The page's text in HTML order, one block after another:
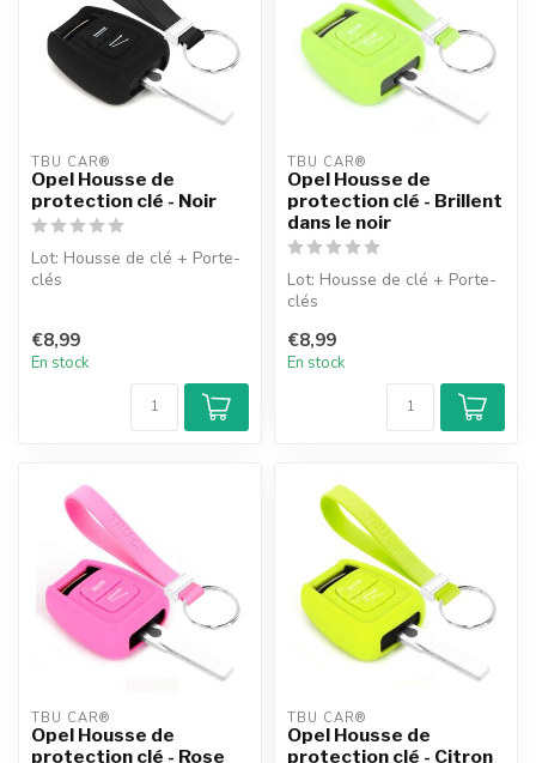
TBU CAR®
Opel Housse de
protection clé - Noir
Lot: Housse de clé + Porte-
clés
€8,99
En stock
TBU CAR®
Opel Housse de
protection clé - Brillent
dans le noir
Lot: Housse de clé + Porte-
clés
€8,99
En stock
TBU CAR®
Opel Housse de
protection clé - Rose
TBU CAR®
Opel Housse de
protection clé - Citron